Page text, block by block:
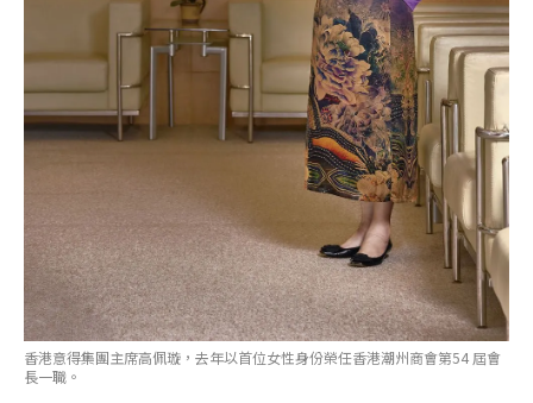
香港意得集團主席高佩璇，去年以首位女性身份榮任香港潮州商會第54 屆會
長一職。